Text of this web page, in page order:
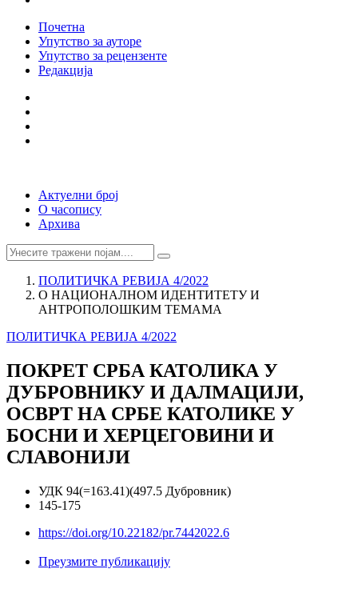
Почетна
Упутство за ауторе
Упутство за рецензенте
Редакција
Актуелни број
О часопису
Архива
ПОЛИТИЧКА РЕВИЈА 4/2022
О НАЦИОНАЛНОМ ИДЕНТИТЕТУ И
АНТРОПОЛОШКИМ ТЕМАМА
ПОЛИТИЧКА РЕВИЈА 4/2022
ПОКРЕТ СРБА КАТОЛИКА У
ДУБРОВНИКУ И ДАЛМАЦИЈИ,
ОСВРТ НА СРБЕ КАТОЛИКЕ У
БОСНИ И ХЕРЦЕГОВИНИ И
СЛАВОНИЈИ
УДК 94(=163.41)(497.5 Дубровник)
145-175
https://doi.org/10.22182/pr.7442022.6
Преузмите публикацију